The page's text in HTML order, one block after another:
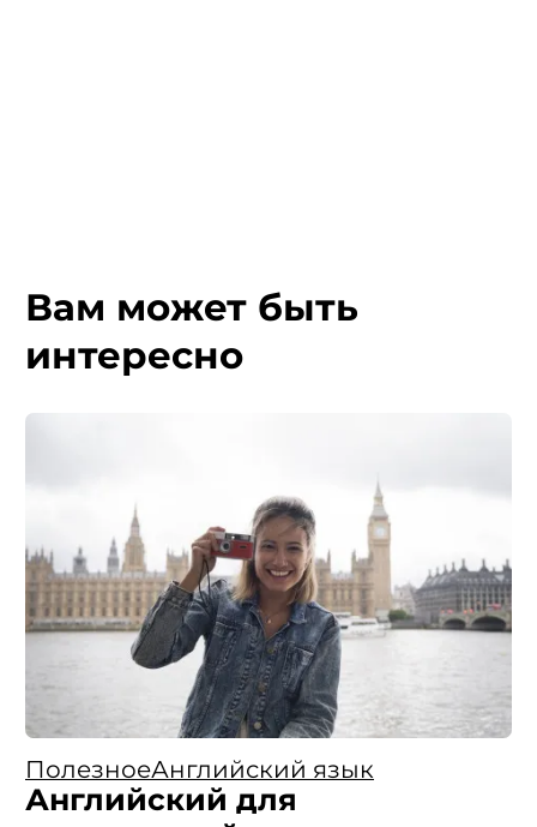
Вам может быть
интересно
ПолезноеАнглийский язык
Английский для